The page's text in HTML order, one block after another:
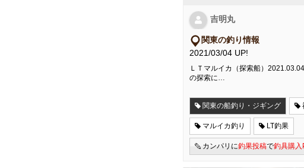
吉明丸
関東の釣り情報
2021/03/04 UP!
ＬＴマルイカ（探索船）
の探索に…
関東の船釣り・ジギング
マルイカ釣り LT釣果
カンパリに釣果投稿で釣具購入